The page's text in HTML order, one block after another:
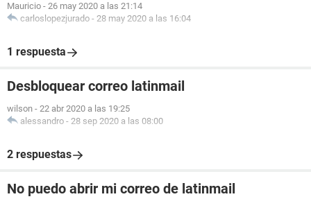
Mauricio - 26 may 2020 a las 21:14
carloslopezjurado - 28 may 2020 a las 16:04
1 respuesta
Desbloquear correo latinmail
wilson - 22 abr 2020 a las 19:25
alessandro - 28 sep 2020 a las 08:00
2 respuestas
No puedo abrir mi correo de latinmail